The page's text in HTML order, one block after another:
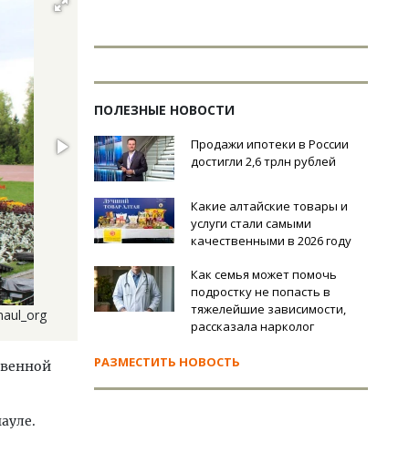
ПОЛЕЗНЫЕ НОВОСТИ
Продажи ипотеки в России
достигли 2,6 трлн рублей
Какие алтайские товары и
услуги стали самыми
качественными в 2026 году
Как семья может помочь
подростку не попасть в
тяжелейшие зависимости,
рассказала нарколог
РАЗМЕСТИТЬ НОВОСТЬ